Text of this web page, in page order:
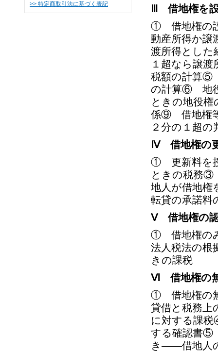
>> 特定商取引法に基づく表記
Ⅲ 借地権を
① 借地権の
動産所得か
渡所得とし
１超なら譲
税額の計算⑤
の計算⑥ 地
ときの地役
係⑨ 借地権
２分の１超の
Ⅳ 借地権の更
① 更新料を
ときの税務③
地人が借地
転貸の承諾料
Ⅴ 借地権の
① 借地権の
法人税法の
きの課税
Ⅵ 借地権の無
① 借地権の
貸借と税務
に対する課
する確認書⑤
き――借地人